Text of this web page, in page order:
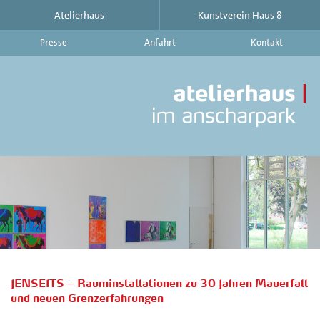
Atelierhaus Kunstverein Haus 8
Kontakt
Anfahrt
Presse
8
-
JENSEITS – Rauminstallationen zu 30 Jahren Mauerfall
und neuen Grenzerfahrungen